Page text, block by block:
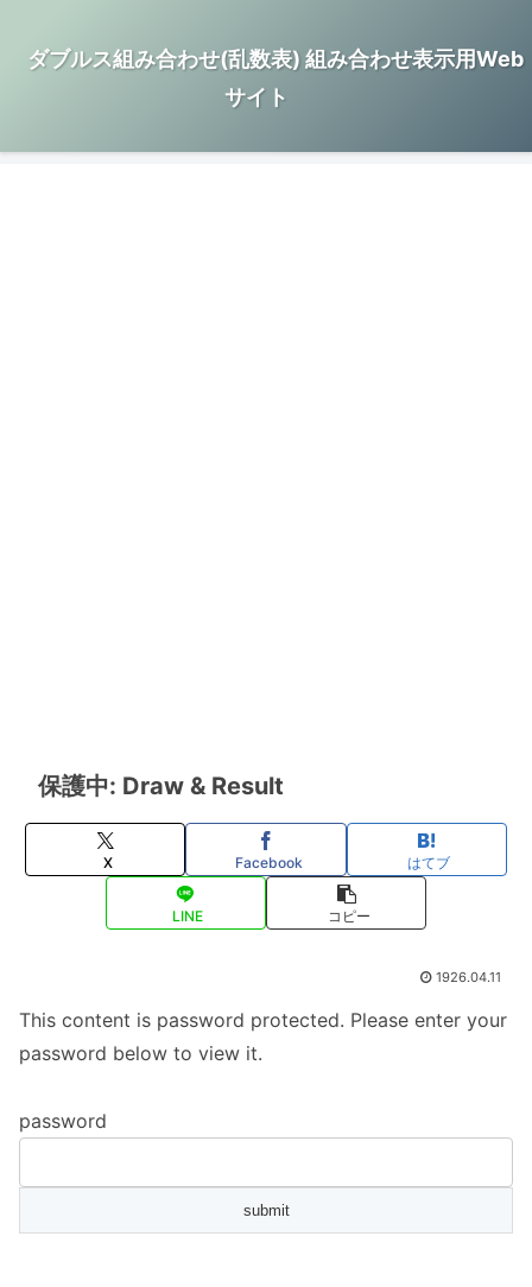
ダブルス組み合わせ(乱数表) 組み合わせ表示用Web
サイト
保護中: Draw & Result
X Facebook はてブ
LINE コピー
1926.04.11
This content is password protected. Please enter your
password below to view it.
password